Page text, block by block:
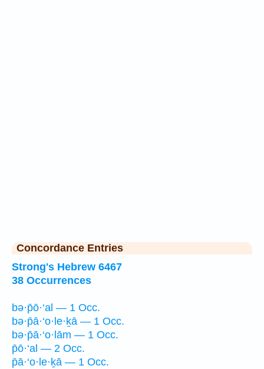
Concordance Entries
Strong's Hebrew 6467
38 Occurrences
bə·p̄ō·‘al — 1 Occ.
bə·p̄ā·‘o·le·ḵā — 1 Occ.
bə·p̄ā·‘o·lām — 1 Occ.
p̄ō·‘al — 2 Occ.
p̄ā·‘o·le·ḵā — 1 Occ.